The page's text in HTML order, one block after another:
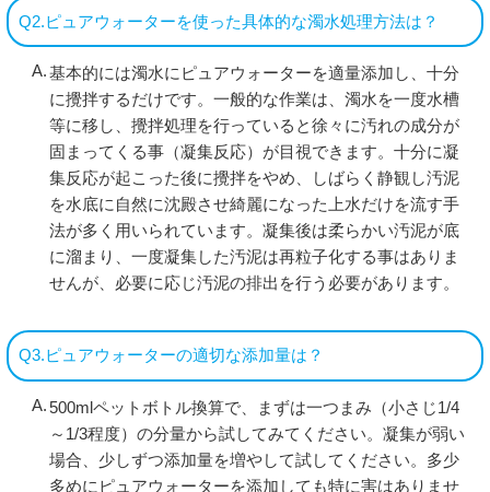
Q2.ピュアウォーターを使った具体的な濁水処理方法は？
基本的には濁水にピュアウォーターを適量添加し、十分
に攪拌するだけです。一般的な作業は、濁水を一度水槽
等に移し、攪拌処理を行っていると徐々に汚れの成分が
固まってくる事（凝集反応）が目視できます。十分に凝
集反応が起こった後に攪拌をやめ、しばらく静観し汚泥
を水底に自然に沈殿させ綺麗になった上水だけを流す手
法が多く用いられています。凝集後は柔らかい汚泥が底
に溜まり、一度凝集した汚泥は再粒子化する事はありま
せんが、必要に応じ汚泥の排出を行う必要があります。
Q3.ピュアウォーターの適切な添加量は？
500mlペットボトル換算で、まずは一つまみ（小さじ1/4
～1/3程度）の分量から試してみてください。凝集が弱い
場合、少しずつ添加量を増やして試してください。多少
多めにピュアウォーターを添加しても特に害はありませ